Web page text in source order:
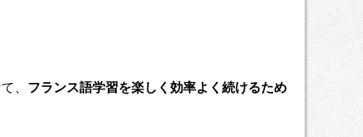
、 フランス語学習を楽しく効率よく続けるため